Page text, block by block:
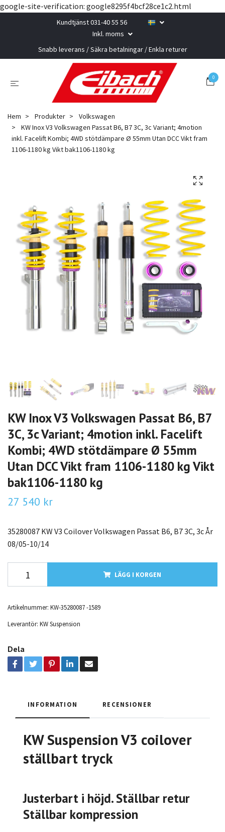
google-site-verification: google8295f4bcf28ce1c2.html
Kundtjänst 031-40 55 56
Inkl. moms
Snabb leverans / Säkra betalningar / Enkla returer
0
Hem Produkter
Volkswagen
KW Inox V3 Volkswagen Passat B6, B7 3C, 3c Variant; 4motion
inkl. Facelift Kombi; 4WD stötdämpare Ø 55mm Utan DCC Vikt fram
1106-1180 kg Vikt bak1106-1180 kg
KW Inox V3 Volkswagen Passat B6, B7
3C, 3c Variant; 4motion inkl. Facelift
Kombi; 4WD stötdämpare Ø 55mm
Utan DCC Vikt fram 1106-1180 kg Vikt
bak1106-1180 kg
27 540 kr
35280087 KW V3 Coilover Volkswagen Passat B6, B7 3C, 3c År
08/05-10/14
LÄGG I KORGEN
Artikelnummer: KW-35280087 -1589
Leverantör: KW Suspension
Dela
INFORMATION RECENSIONER
KW Suspension V3 coilover
ställbart tryck
Justerbart i höjd. Ställbar retur
Ställbar kompression